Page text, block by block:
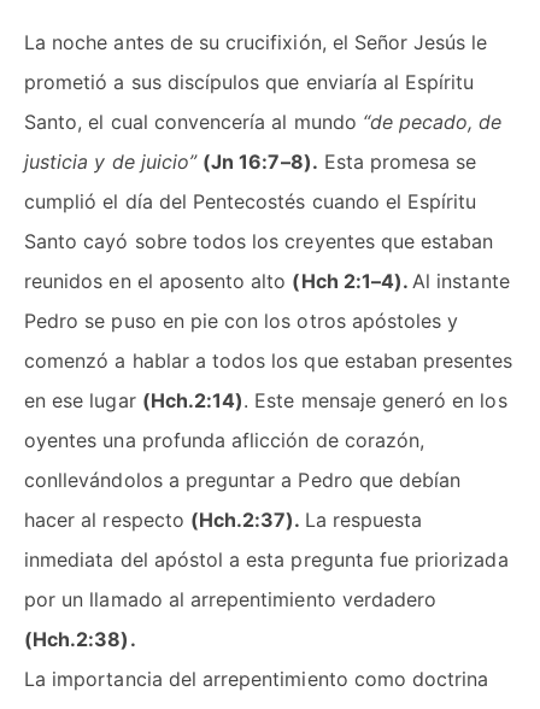
La noche antes de su crucifixión, el Señor Jesús le
prometió a sus discípulos que enviaría al Espíritu
Santo, el cual convencería al mundo “de pecado, de
justicia y de juicio” (Jn 16:7–8). Esta promesa se
cumplió el día del Pentecostés cuando el Espíritu
Santo cayó sobre todos los creyentes que estaban
reunidos en el aposento alto (Hch 2:1–4).Al instante
Pedro se puso en pie con los otros apóstoles y
comenzó a hablar a todos los que estaban presentes
en ese lugar (Hch.2:14). Este mensaje generó en los
oyentes una profunda aflicción de corazón,
conllevándolos a preguntar a Pedro que debían
hacer al respecto (Hch.2:37). La respuesta
inmediata del apóstol a esta pregunta fue priorizada
por un llamado al arrepentimiento verdadero
(Hch.2:38).
La importancia del arrepentimiento como doctrina